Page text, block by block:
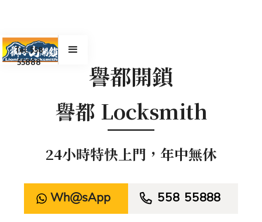
Tel. 558
55888
譽都開鎖
譽都 Locksmith
24小時特快上門，年中無休
WhatsApp  558 55888